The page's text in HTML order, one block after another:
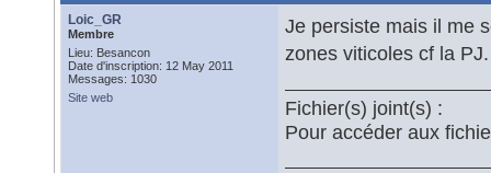
Loic_GR
Membre
Lieu: Besancon
Date d'inscription: 12 May 2011
Messages: 1030
Site web
Je persiste mais il me
zones viticoles cf la PJ.
Fichier(s) joint(s) :
Pour accéder aux